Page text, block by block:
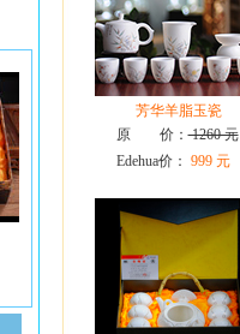
芳华羊脂玉瓷
原 价：1260 元
Edehua价： 999 元